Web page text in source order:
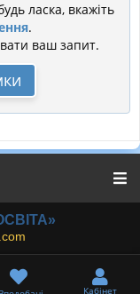
ласка, вкажіть
.
ваш запит.
Кабінет